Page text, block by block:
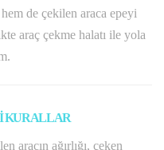
de çekilen araca epeyi
araç çekme halatı ile yola
KURALLAR
aracın ağırlığı, çeken